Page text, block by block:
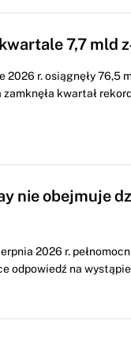
7,7 mld
r. osiągnęły 76,5
zamknęła kwartał
nie obejmuje
2026 r.
odpowiedź na